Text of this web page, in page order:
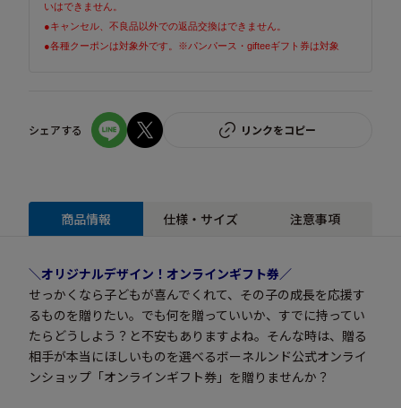
いはできません。
●キャンセル、不良品以外での返品交換はできません。
●各種クーポンは対象外です。※パンパース・gifteeギフト券は対象
シェアする リンクをコピー
商品情報 仕様・サイズ 注意事項
＼オリジナルデザイン！ オンラインギフト券／
せっかくなら子どもが喜んでくれて、その子の成長を応援す
るものを贈りたい。でも何を贈っていいか、すでに持ってい
たらどうしよう？と不安もありますよね。そんな時は、贈る
相手が本当にほしいものを選べるボーネルンド公式オンライ
ンショップ「オンラインギフト券」を贈りませんか？